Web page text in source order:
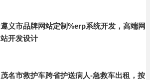
遵义市品牌网站定制%erp系统开发，高端网
站开发设计
茂名市救护车跨省护送病人-急救车出租，按